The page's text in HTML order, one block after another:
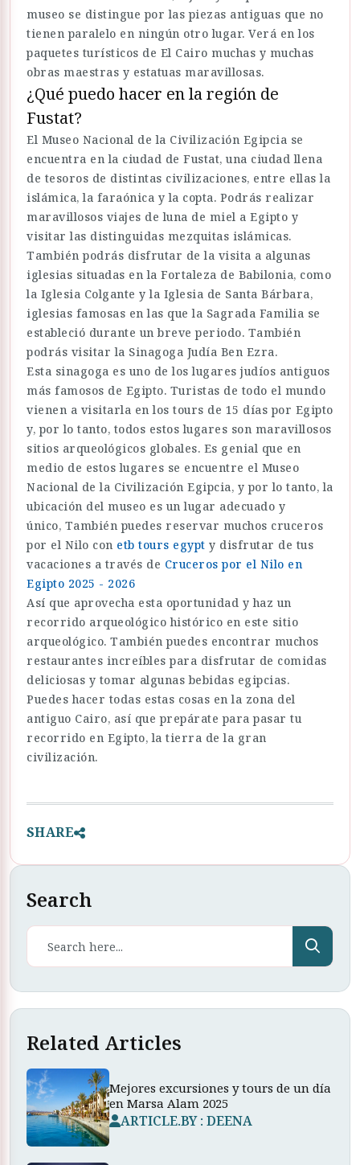
museo se distingue por las piezas antiguas que no
tienen paralelo en ningún otro lugar. Verá en los
paquetes turísticos de El Cairo muchas y muchas
obras maestras y estatuas maravillosas.
¿Qué puedo hacer en la región de
Fustat?
El Museo Nacional de la Civilización Egipcia se
encuentra en la ciudad de Fustat, una ciudad llena
de tesoros de distintas civilizaciones, entre ellas la
islámica, la faraónica y la copta. Podrás realizar
maravillosos viajes de luna de miel a Egipto y
visitar las distinguidas mezquitas islámicas.
También podrás disfrutar de la visita a algunas
iglesias situadas en la Fortaleza de Babilonia, como
la Iglesia Colgante y la Iglesia de Santa Bárbara,
iglesias famosas en las que la Sagrada Familia se
estableció durante un breve periodo. También
podrás visitar la Sinagoga Judía Ben Ezra.
Esta sinagoga es uno de los lugares judíos antiguos
más famosos de Egipto. Turistas de todo el mundo
vienen a visitarla en los tours de 15 días por Egipto
y, por lo tanto, todos estos lugares son maravillosos
sitios arqueológicos globales. Es genial que en
medio de estos lugares se encuentre el Museo
Nacional de la Civilización Egipcia, y por lo tanto, la
ubicación del museo es un lugar adecuado y
único, También puedes reservar muchos cruceros
por el Nilo con etb tours egypt y disfrutar de tus
vacaciones a través de Cruceros por el Nilo en
Egipto 2025 - 2026
Así que aprovecha esta oportunidad y haz un
recorrido arqueológico histórico en este sitio
arqueológico. También puedes encontrar muchos
restaurantes increíbles para disfrutar de comidas
deliciosas y tomar algunas bebidas egipcias.
Puedes hacer todas estas cosas en la zona del
antiguo Cairo, así que prepárate para pasar tu
recorrido en Egipto, la tierra de la gran
civilización.
SHARE
Search
Related Articles
Mejores excursiones y tours de un día
en Marsa Alam 2025
ARTICLE.BY : DEENA